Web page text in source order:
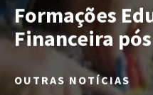
Formações
Financeira pós
OUTRAS NOTÍCIAS